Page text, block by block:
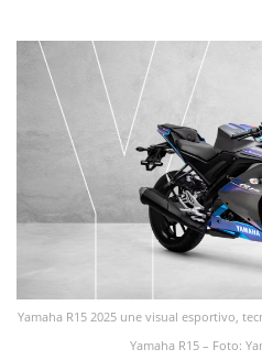
Yamaha R15 2025 une visual esportivo,
Yamaha R15 – Foto: